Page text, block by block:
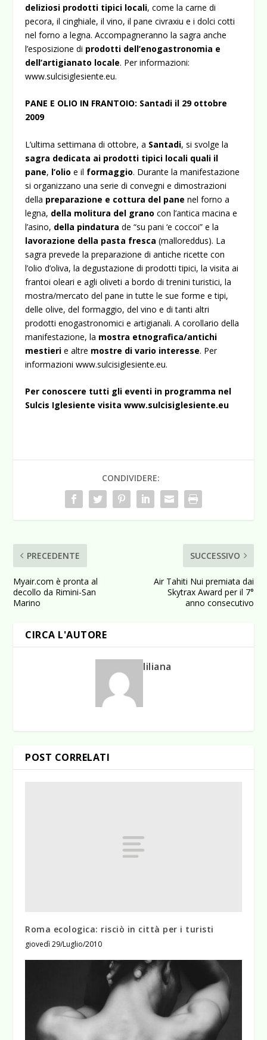
deliziosi prodotti tipici locali, come la carne di
pecora, il cinghiale, il vino, il pane civraxiu e i dolci cotti
nel forno a legna. Accompagneranno la sagra anche
l’esposizione di prodotti dell’enogastronomia e
dell’artigianato locale. Per informazioni:
www.sulcisiglesiente.eu.
PANE E OLIO IN FRANTOIO: Santadi il 29 ottobre
2009
L’ultima settimana di ottobre, a Santadi, si svolge la
sagra dedicata ai prodotti tipici locali quali il
pane, l’olio e il formaggio. Durante la manifestazione
si organizzano una serie di convegni e dimostrazioni
della preparazione e cottura del pane nel forno a
legna, della molitura del grano con l’antica macina e
l’asino, della pindatura de “su pani ‘e coccoi” e la
lavorazione della pasta fresca (malloreddus). La
sagra prevede la preparazione di antiche ricette con
l’olio d’oliva, la degustazione di prodotti tipici, la visita ai
frantoi oleari e agli oliveti a bordo di trenini turistici, la
mostra/mercato del pane in tutte le sue forme e tipi,
delle olive, del formaggio, del vino e di tanti altri
prodotti enogastronomici e artigianali. A corollario della
manifestazione, la mostra etnografica/antichi
mestieri e altre mostre di vario interesse. Per
informazioniwww.sulcisiglesiente.eu.
Per conoscere tutti gli eventi in programma nel
Sulcis Iglesiente visitawww.sulcisiglesiente.eu
CONDIVIDERE:
PRECEDENTE
Myair.com è pronta al
decollo da Rimini-San
Marino
SUCCESSIVO
Air Tahiti Nui premiata dai
Skytrax Award per il 7°
anno consecutivo
CIRCA L'AUTORE
liliana
POST CORRELATI
Roma ecologica: risciò in città per i turisti
giovedì 29/Luglio/2010